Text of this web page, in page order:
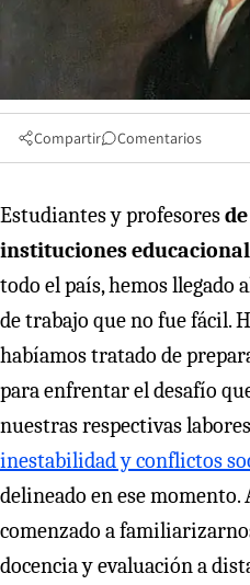
Compartir Comentarios
Estudiantes y profesores
instituciones
todo el país, hemos llegado
de trabajo que no fue fácil.
habíamos tratado de
para enfrentar el desafío
nuestras respectivas
inestabilidad y conflictos
delineado en ese momento.
comenzado a
docencia y evaluación a